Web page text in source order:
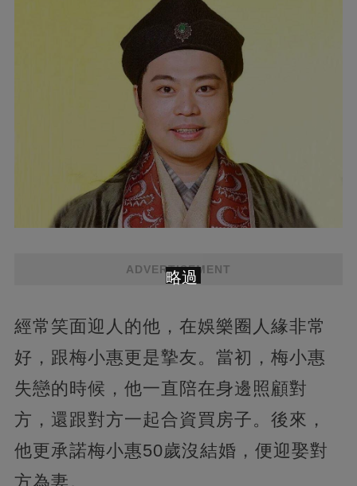
ADVERTISEMENT
經常笑面迎人的他，在娛樂圈人緣非常
好，跟梅小惠更是摯友。當初，梅小惠
失戀的時候，他一直陪在身邊照顧對
方，還跟對方一起合資買房子。後來，
他更承諾梅小惠50歲沒結婚，便迎娶對
方為妻。
略過